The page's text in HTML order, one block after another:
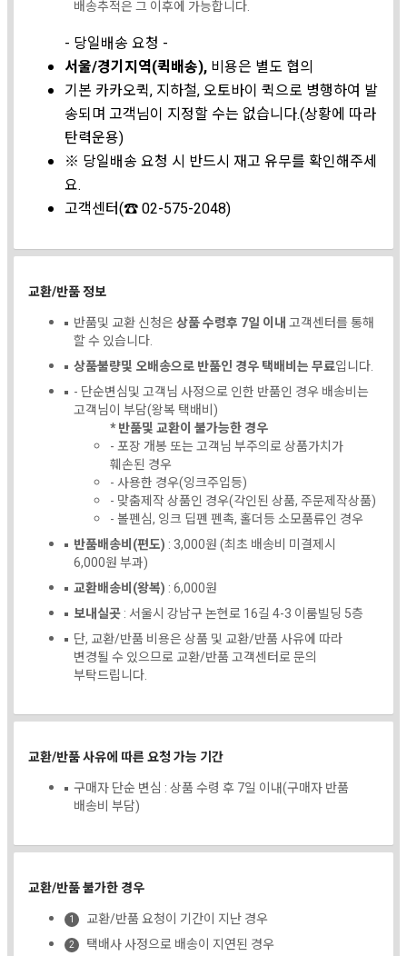
배송추적은 그 이후에 가능합니다.
- 당일배송 요청 -
서울/경기지역(퀵배송), 비용은 별도 협의
기본 카카오퀵, 지하철, 오토바이 퀵으로 병행하여 발
송되며 고객님이 지정할 수는 없습니다.(상황에 따라
탄력운용)
※ 당일배송 요청 시 반드시 재고 유무를 확인해주세
요.
고객센터(☎ 02-575-2048)
교환/반품 정보
반품및 교환 신청은상품 수령후 7일 이내고객센터를 통해
할 수 있습니다.
상품불량및 오배송으로 반품인 경우 택배비는 무료입니다.
- 단순변심및 고객님 사정으로 인한 반품인 경우 배송비는
고객님이 부담(왕복 택배비)
* 반품및 교환이 불가능한 경우
- 포장 개봉 또는 고객님 부주의로 상품가치가
훼손된 경우
- 사용한 경우(잉크주입등)
- 맞춤제작 상품인 경우(각인된 상품, 주문제작상품)
- 볼펜심, 잉크 딥펜 펜촉, 홀더등 소모품류인 경우
반품배송비(편도) : 3,000원 (최초 배송비 미결제시
6,000원 부과)
교환배송비(왕복) : 6,000원
보내실곳: 서울시 강남구 논현로 16길 4-3 이룸빌딩 5층
단, 교환/반품 비용은 상품 및 교환/반품 사유에 따라
변경될 수 있으므로 교환/반품 고객센터로 문의
부탁드립니다.
교환/반품 사유에 따른 요청 가능 기간
구매자 단순 변심 : 상품 수령 후 7일 이내(구매자 반품
배송비 부담)
교환/반품 불가한 경우
교환/반품 요청이 기간이 지난 경우
택배사 사정으로 배송이 지연된 경우